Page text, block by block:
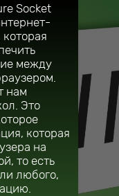
Socket
между
нам
Это
которая
на
то есть
любого,